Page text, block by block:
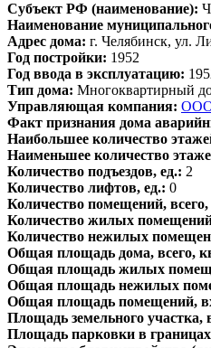
Субъект РФ (наименование):
Наименование
Адрес дома: г. Челябинск, ул.
Год постройки: 1952
Год ввода в эксплуатацию:
Тип дома: Многоквартирный
Управляющая компания: ООО
Факт признания дома
Наибольшее количество
Наименьшее количество
Количество подъездов, ед.: 2
Количество лифтов, ед.: 0
Количество помещений, всего,
Количество жилых
Количество нежилых
Общая площадь дома, всего,
Общая площадь жилых
Общая площадь нежилых
Общая площадь помещений,
Площадь земельного
Площадь парковки в